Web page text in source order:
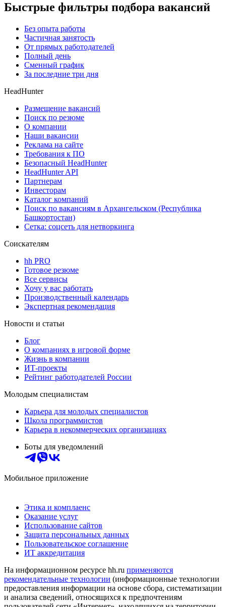
Быстрые фильтры подбора вакансий
Без опыта работы
Частичная занятость
От прямых работодателей
Полный день
Сменный график
За последние три дня
HeadHunter
Размещение вакансий
Поиск по резюме
О компании
Наши вакансии
Реклама на сайте
Требования к ПО
Безопасный HeadHunter
HeadHunter API
Партнерам
Инвесторам
Каталог компаний
Поиск по вакансиям в Архангельском (Республика
Башкортостан)
Сетка: соцсеть для нетворкинга
Соискателям
hh PRO
Готовое резюме
Все сервисы
Хочу у вас работать
Производственный календарь
Экспертная рекомендация
Новости и статьи
Блог
О компаниях в игровой форме
Жизнь в компании
ИТ-проекты
Рейтинг работодателей России
Молодым специалистам
Карьера для молодых специалистов
Школа программистов
Карьера в некоммерческих организациях
Боты для уведомлений
Мобильное приложение
Этика и комплаенс
Оказание услуг
Использование сайтов
Защита персональных данных
Пользовательское соглашение
ИТ аккредитация
На информационном ресурсе hh.ru применяются
рекомендательные технологии (информационные технологии
предоставления информации на основе сбора, систематизации
и анализа сведений, относящихся к предпочтениям